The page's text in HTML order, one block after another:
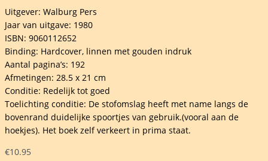
Uitgever: Walburg Pers
Jaar van uitgave: 1980
ISBN: 9060112652
Binding: Hardcover, linnen met gouden indruk
Aantal pagina’s: 192
Afmetingen: 28.5 x 21 cm
Conditie: Redelijk tot goed
Toelichting conditie: De stofomslag heeft met name langs de
bovenrand duidelijke spoortjes van gebruik.(vooral aan de
hoekjes). Het boek zelf verkeert in prima staat.
€10.95